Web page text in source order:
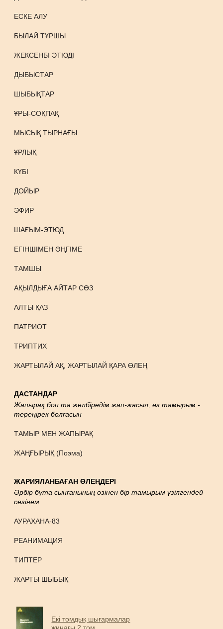
ЕСКЕ АЛУ
БЫЛАЙ ТҰРШЫ
ЖЕКСЕНБІ ЭТЮДІ
ДЫБЫСТАР
ШЫБЫҚТАР
ҰРЫ-СОҚПАҚ
МЫСЫҚ ТЫРНАҒЫ
ҰРЛЫҚ
КҮБІ
ДОЙЫР
ЭФИР
ШАҒЫМ-ЭТЮД
ЕГІНШІМЕН ӘҢГІМЕ
ТАМШЫ
АҚЫЛДЫҒА АЙТАР СӨЗ
АЛТЫ ҚАЗ
ПАТРИОТ
ТРИПТИХ
ЖАРТЫЛАЙ АҚ, ЖАРТЫЛАЙ ҚАРА ӨЛЕҢ
ДАСТАНДАР
Жапырақ боп та желбіредім жап-жасыл, өз тамырым -
тереңірек болғасын
ТАМЫР МЕН ЖАПЫРАҚ
ЖАҢҒЫРЫҚ (Поэма)
ЖАРИЯЛАНБАҒАН ӨЛЕҢДЕРІ
Әрбір бұта сынғанының өзінен бір тамырым үзілгендей
сезінем
АУРАХАНА-83
РЕАНИМАЦИЯ
ТИПТЕР
ЖАРТЫ ШЫБЫҚ
Екі томдық шығармалар